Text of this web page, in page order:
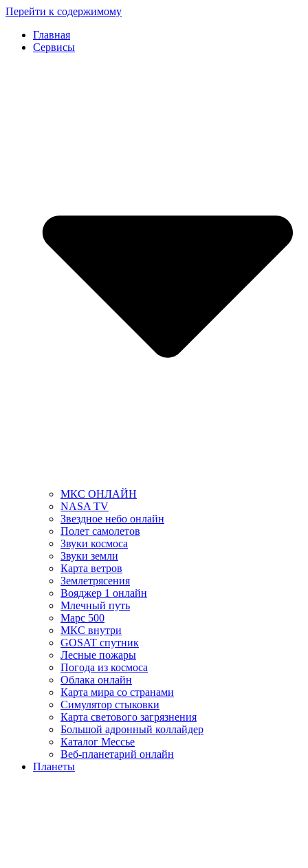
Перейти к содержимому
Главная
Сервисы
МКС ОНЛАЙН
NASA TV
Звездное небо онлайн
Полет самолетов
Звуки космоса
Звуки земли
Карта ветров
Землетрясения
Вояджер 1 онлайн
Млечный путь
Марс 500
МКС внутри
GOSAT спутник
Лесные пожары
Погода из космоса
Облака онлайн
Карта мира со странами
Симулятор стыковки
Карта светового загрязнения
Большой адронный коллайдер
Каталог Мессье
Веб-планетарий онлайн
Планеты